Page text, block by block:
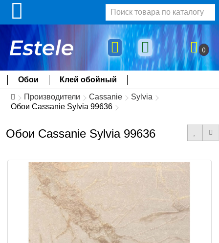
0
Обои Клей обойный
Производители Cassanie
Sylvia
Обои Cassanie Sylvia 99636
Обои Cassanie Sylvia 99636